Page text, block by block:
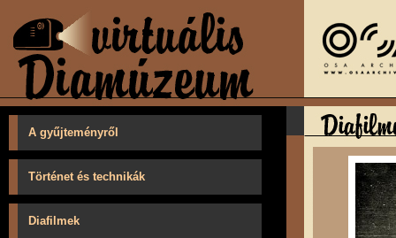
A gyűjteményről
Történet és technikák
Diafilmek